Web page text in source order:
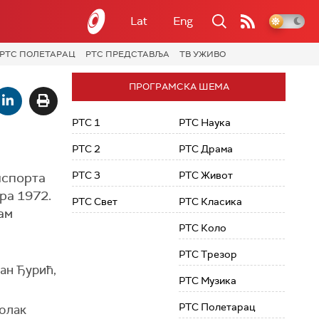
Lat Eng
РТС ПОЛЕТАРАЦ РТС ПРЕДСТАВЉА ТВ УЖИВО
1972.
Ђурић,
ПРОГРАМСКА ШЕМА
РТС 1
РТС 2
РТС 3
РТС Свет
РТС Наука
РТС Драма
РТС Живот
РТС Класика
РТС Коло
РТС Трезор
РТС Музика
РТС Полетарац